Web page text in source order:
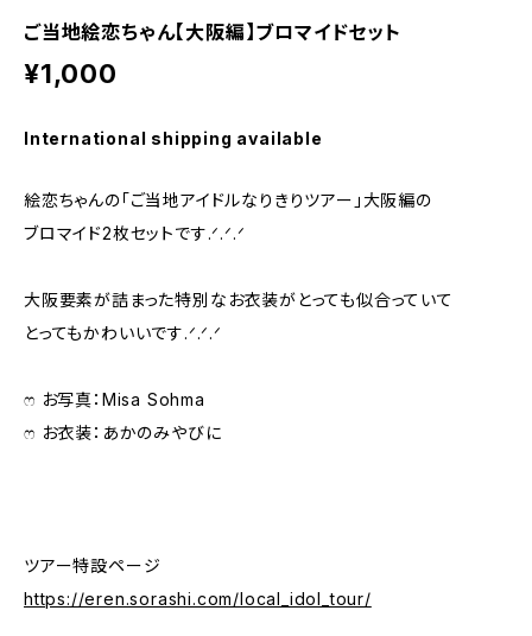
ご当地絵恋ちゃん【大阪編】ブロマイドセット
¥1,000
International shipping available
絵恋ちゃんの「ご当地アイドルなりきりツアー」大阪編の
ブロマイド2枚セットです.ᐟ.ᐟ.ᐟ
大阪要素が詰まった特別なお衣装がとっても似合っていて
とってもかわいいです.ᐟ.ᐟ.ᐟ
‪ෆ お写真：Misa Sohma
‪ෆ お衣装：あかのみやびに
ツアー特設ページ
https://eren.sorashi.com/local_idol_tour/